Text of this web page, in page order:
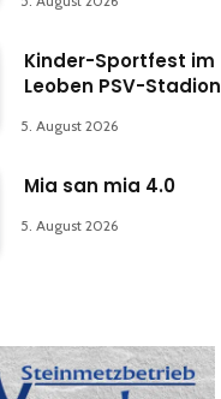
Kinder-Sportfest im
Leoben PSV-Stadion
5. August 2026
Mia san mia 4.0
5. August 2026